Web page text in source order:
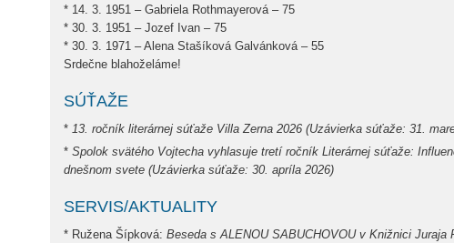
* 14. 3. 1951 – Gabriela Rothmayerová – 75
* 30. 3. 1951 – Jozef Ivan – 75
* 30. 3. 1971 – Alena Stašíková Galvánková – 55
Srdečne blahoželáme!
SÚŤAŽE
* 13. ročník literárnej súťaže Villa Zerna 2026 (Uzávierka súťaže: 31.
* Spolok svätého Vojtecha vyhlasuje tretí ročník Literárnej súťaže:
dnešnom svete (Uzávierka súťaže: 30. apríla 2026)
SERVIS/AKTUALITY
* Ružena Šípková: Beseda s ALENOU SABUCHOVOU v Knižnici Juraja